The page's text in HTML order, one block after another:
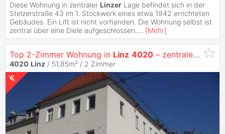
Diese Wohnung in zentraler Linzer Lage befindet sich in der
Stelzerstraße 43 im 1. Stockwerk eines etwa 1942 errichteten
Gebäudes. Ein Lift ist nicht vorhanden. Die Wohnung selbst ist
zentral über eine Diele aufgeschlossen.... [Mehr]
Top 2-Zimmer Wohnung in Linz 4020 – zentrale Lage
4020 Linz / 51,85m² / 2 Zimmer